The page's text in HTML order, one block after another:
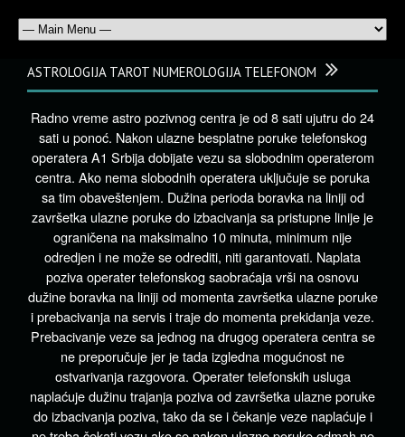
ASTROLOGIJA TAROT NUMEROLOGIJA TELEFONOM
Radno vreme astro pozivnog centra je od 8 sati ujutru do 24
sati u ponoć. Nakon ulazne besplatne poruke telefonskog
operatera A1 Srbija dobijate vezu sa slobodnim operaterom
centra. Ako nema slobodnih operatera uključuje se poruka
sa tim obaveštenjem. Dužina perioda boravka na liniji od
završetka ulazne poruke do izbacivanja sa pristupne linije je
ograničena na maksimalno 10 minuta, minimum nije
odredjen i ne može se odrediti, niti garantovati. Naplata
poziva operater telefonskog saobraćaja vrši na osnovu
dužine boravka na liniji od momenta završetka ulazne poruke
i prebacivanja na servis i traje do momenta prekidanja veze.
Prebacivanje veze sa jednog na drugog operatera centra se
ne preporučuje jer je tada izgledna mogućnost ne
ostvarivanja razgovora. Operater telefonskih usluga
naplaćuje dužinu trajanja poziva od završetka ulazne poruke
do izbacivanja poziva, tako da se i čekanje veze naplaćuje i